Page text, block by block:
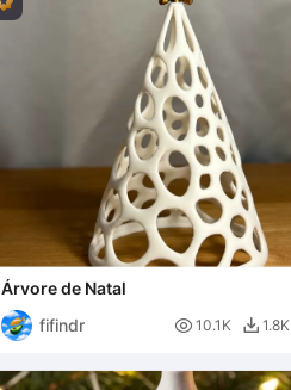
Árvore de Natal
fifindr
 10.1K  1.8K